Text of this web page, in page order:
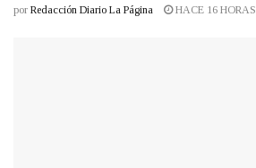
por Redacción Diario La Página HACE 16 HORAS